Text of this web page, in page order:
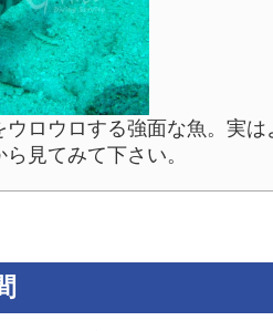
ウロウロする強面な魚。実
見てみて下さい。